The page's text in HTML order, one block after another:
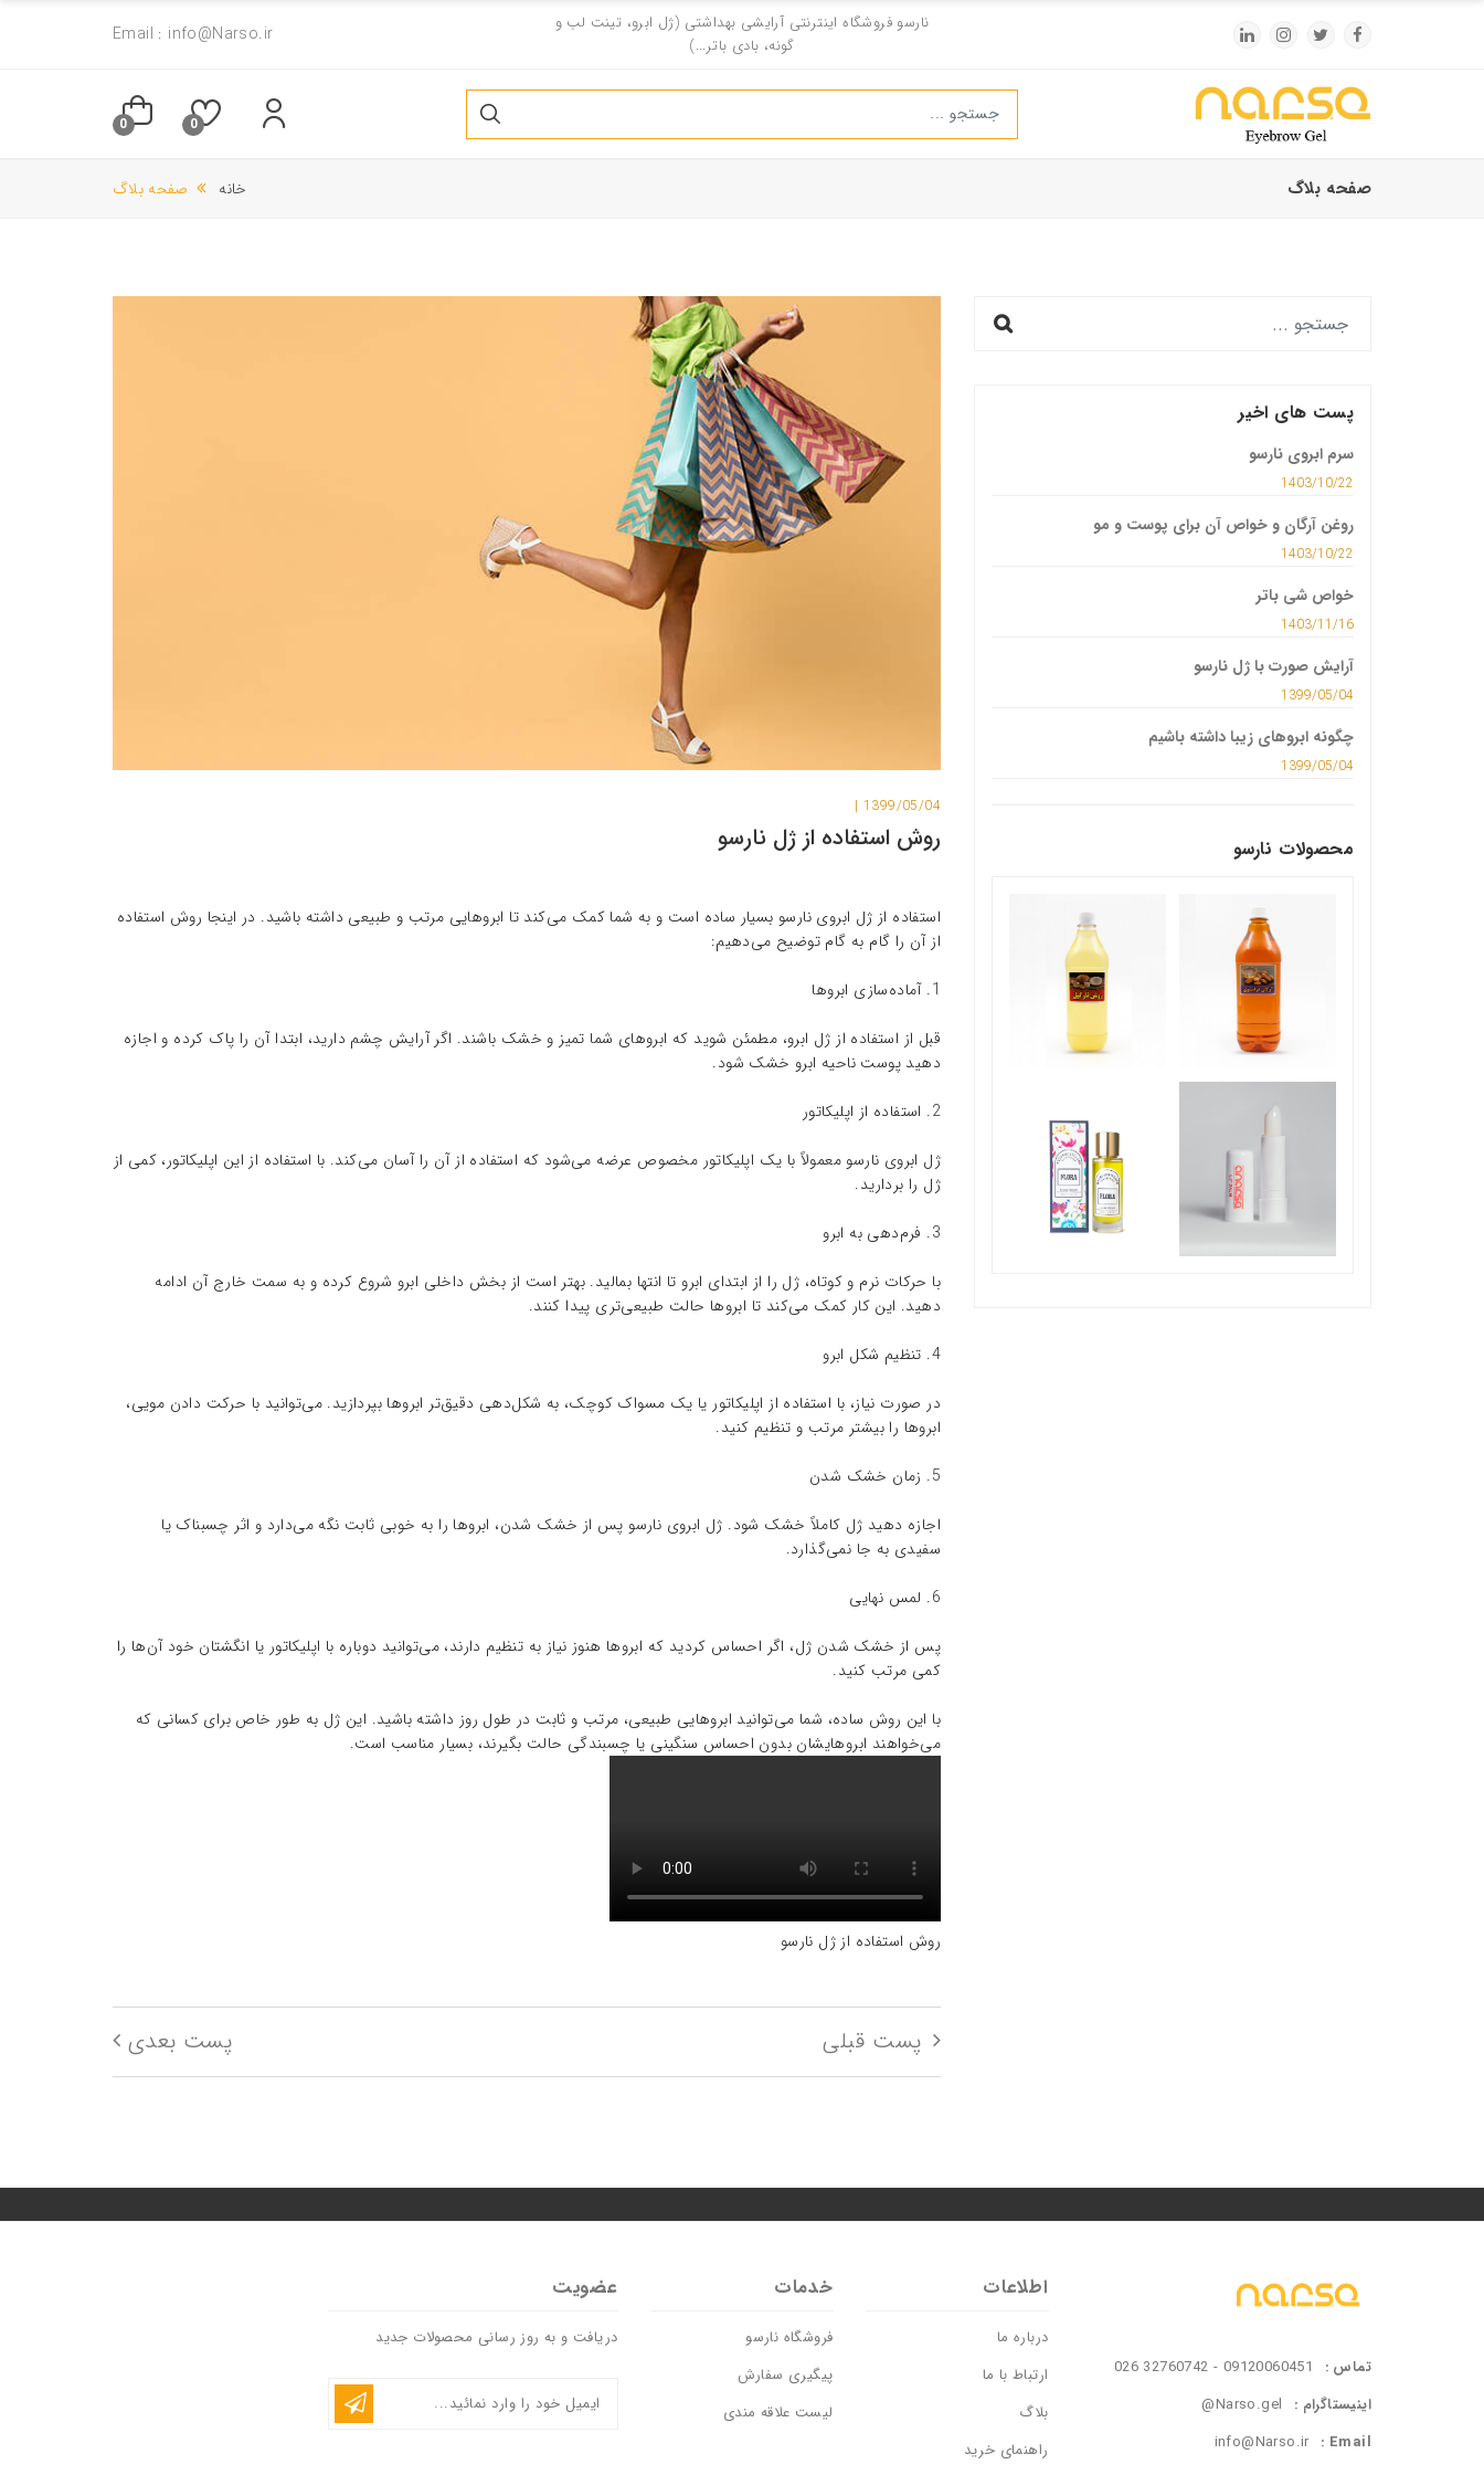
نارسو فروشگاه اینترنتی آرایشی بهداشتی (ژل ابرو، تینت لب و
گونه، بادی باتر...)
Email : info@Narso.ir
0
0
صفحه بلاگ خانه صفحه بلاگ
1399/05/04 |
روش استفاده از ژل نارسو
استفاده از ژل ابروی نارسو بسیار ساده است و به شما کمک می‌کند تا ابروهایی مرتب و طبیعی داشته باشید. در اینجا روش استفاده
از آن را گام به گام توضیح می‌دهیم:
1. آماده‌سازی ابروها
قبل از استفاده از ژل ابرو، مطمئن شوید که ابروهای شما تمیز و خشک باشند. اگر آرایش چشم دارید، ابتدا آن را پاک کرده و اجازه
دهید پوست ناحیه ابرو خشک شود.
2. استفاده از اپلیکاتور
ژل ابروی نارسو معمولاً با یک اپلیکاتور مخصوص عرضه می‌شود که استفاده از آن را آسان می‌کند. با استفاده از این اپلیکاتور، کمی از
ژل را بردارید.
3. فرم‌دهی به ابرو
با حرکات نرم و کوتاه، ژل را از ابتدای ابرو تا انتها بمالید. بهتر است از بخش داخلی ابرو شروع کرده و به سمت خارج آن ادامه
دهید. این کار کمک می‌کند تا ابروها حالت طبیعی‌تری پیدا کنند.
4. تنظیم شکل ابرو
در صورت نیاز، با استفاده از اپلیکاتور یا یک مسواک کوچک، به شکل‌دهی دقیق‌تر ابروها بپردازید. می‌توانید با حرکت دادن مویی،
ابروها را بیشتر مرتب و تنظیم کنید.
5. زمان خشک شدن
اجازه دهید ژل کاملاً خشک شود. ژل ابروی نارسو پس از خشک شدن، ابروها را به خوبی ثابت نگه می‌دارد و اثر چسبناک یا
سفیدی به جا نمی‌گذارد.
6. لمس نهایی
پس از خشک شدن ژل، اگر احساس کردید که ابروها هنوز نیاز به تنظیم دارند، می‌توانید دوباره با اپلیکاتور یا انگشتان خود آن‌ها را
کمی مرتب کنید.
با این روش ساده، شما می‌توانید ابروهایی طبیعی، مرتب و ثابت در طول روز داشته باشید. این ژل به طور خاص برای کسانی که
می‌خواهند ابروهایشان بدون احساس سنگینی یا چسبندگی حالت بگیرند، بسیار مناسب است.
روش استفاده از ژل نارسو
پست قبلی پست بعدی
پست های اخیر
سرم ابروی نارسو
1403/10/22
روغن آرگان و خواص آن برای پوست و مو
1403/10/22
خواص شی باتر
1403/11/16
آرایش صورت با ژل نارسو
1399/05/04
چگونه ابروهای زیبا داشته باشیم
1399/05/04
محصولات نارسو
تماس :
09120060451 - 32760742 026
اینیستاگرام :
@Narso.gel
Email :
info@Narso.ir
اطلاعات
درباره ما
ارتباط با ما
بلاگ
راهنمای خرید
خدمات
فروشگاه نارسو
پیگیری سفارش
لیست علاقه مندی
عضویت
دریافت و به روز رسانی محصولات جدید
340,000 تومان 250,000 تومان